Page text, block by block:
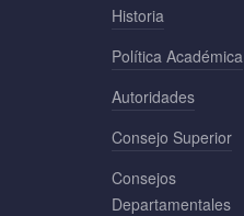
Historia
Política Académica
Autoridades
Consejo Superior
Consejos
Departamentales